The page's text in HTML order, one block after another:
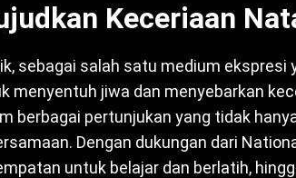
Keceriaan
sebagai salah satu medium ekspresi
menyentuh jiwa dan menyebarkan
berbagai pertunjukan yang tidak
Dengan dukungan dari
untuk belajar dan berlatih,